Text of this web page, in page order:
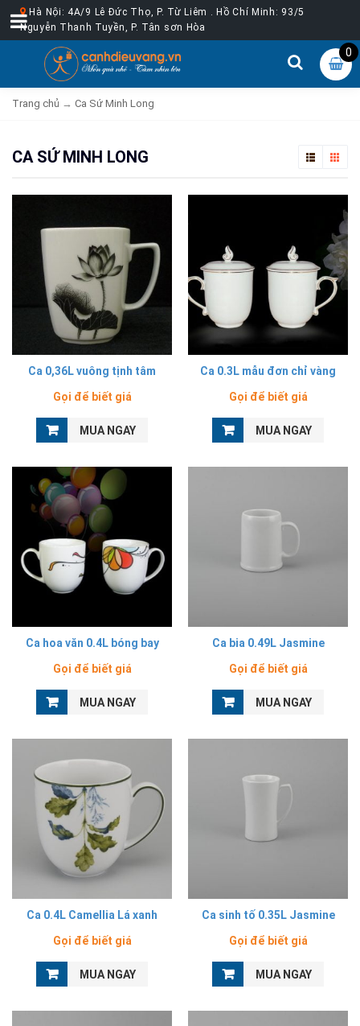
Hà Nội: 4A/9 Lê Đức Thọ, P. Từ Liêm . Hồ Chí Minh: 93/5
Nguyễn Thanh Tuyền, P. Tân sơn Hòa
0
Trang chủ → Ca Sứ Minh Long
CA SỨ MINH LONG
Ca 0,36L vuông tịnh tâm
Gọi để biết giá
MUA NGAY
Ca 0.3L mẫu đơn chỉ vàng
Gọi để biết giá
MUA NGAY
Ca hoa văn 0.4L bóng bay
Gọi để biết giá
MUA NGAY
Ca bia 0.49L Jasmine
Gọi để biết giá
MUA NGAY
Ca 0.4L Camellia Lá xanh
Gọi để biết giá
MUA NGAY
Ca sinh tố 0.35L Jasmine
Gọi để biết giá
MUA NGAY